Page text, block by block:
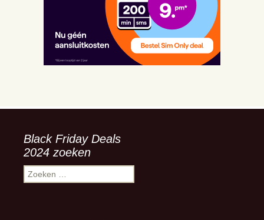
Black Friday Deals
2024 zoeken
Zoeken
naar: